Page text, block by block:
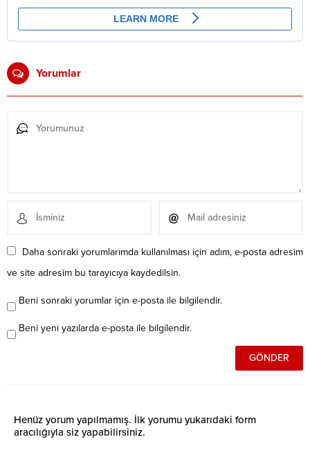
Yorumlar
Daha sonraki yorumlarımda kullanılması için adım, e-posta adresim
ve site adresim bu tarayıcıya kaydedilsin.
Beni sonraki yorumlar için e-posta ile bilgilendir.
Beni yeni yazılarda e-posta ile bilgilendir.
Henüz yorum yapılmamış. İlk yorumu yukarıdaki form
aracılığıyla siz yapabilirsiniz.